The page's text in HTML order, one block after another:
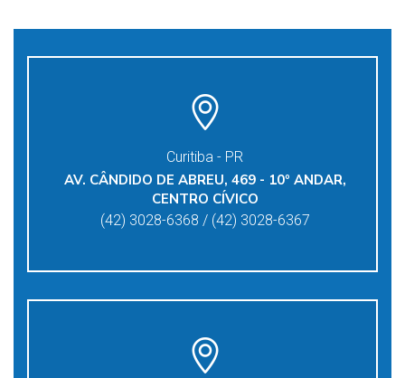
Curitiba - PR
AV. CÂNDIDO DE ABREU, 469 - 10º ANDAR,
CENTRO CÍVICO
(42) 3028-6368 / (42) 3028-6367